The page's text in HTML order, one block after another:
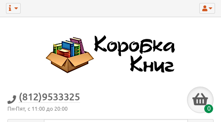
(812)9533325
Пн-Пят, с 11:00 до 20:00 0